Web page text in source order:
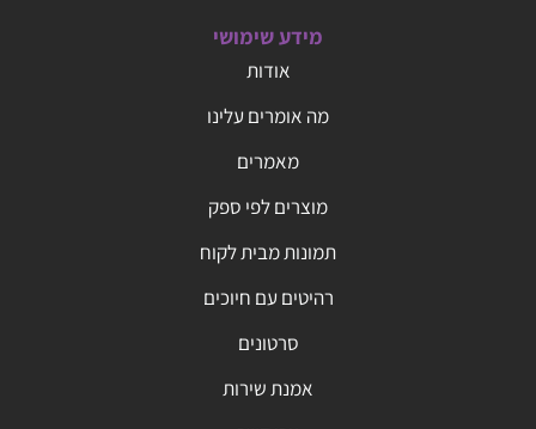
מידע שימושי
אודות
מה אומרים עלינו
מאמרים
מוצרים לפי ספק
תמונות מבית לקוח
רהיטים עם חיוכים
סרטונים
אמנת שירות